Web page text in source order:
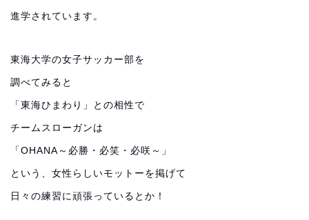
進学されています。
東海大学の女子サッカー部を
調べてみると
「東海ひまわり」との相性で
チームスローガンは
「OHANA～必勝・必笑・必咲～」
という、女性らしいモットーを掲げて
日々の練習に頑張っているとか！